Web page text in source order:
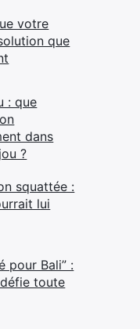
votre
que
: que
dans
?
squattée :
lui
pour Bali” :
toute